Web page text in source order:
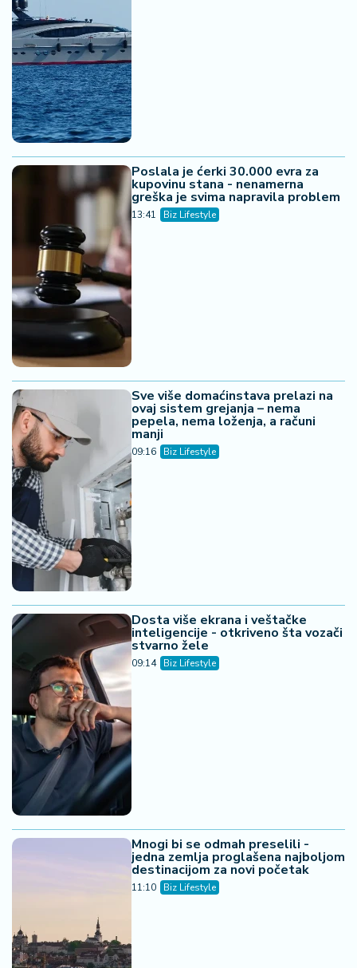
Poslala je ćerki 30.000 evra za
kupovinu stana - nenamerna
greška je svima napravila problem
13:41 Biz Lifestyle
Sve više domaćinstava prelazi na
ovaj sistem grejanja – nema
pepela, nema loženja, a računi
manji
09:16 Biz Lifestyle
Dosta više ekrana i veštačke
inteligencije - otkriveno šta vozači
stvarno žele
09:14 Biz Lifestyle
Mnogi bi se odmah preselili -
jedna zemlja proglašena najboljom
destinacijom za novi početak
11:10 Biz Lifestyle